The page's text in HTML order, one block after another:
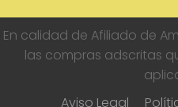
En calidad de Afiliado de
las compras adscritas
Aviso Legal